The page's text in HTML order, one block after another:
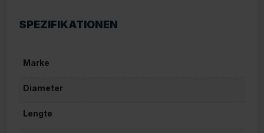
SPEZIFIKATIONEN
Marke
Diameter
Lengte